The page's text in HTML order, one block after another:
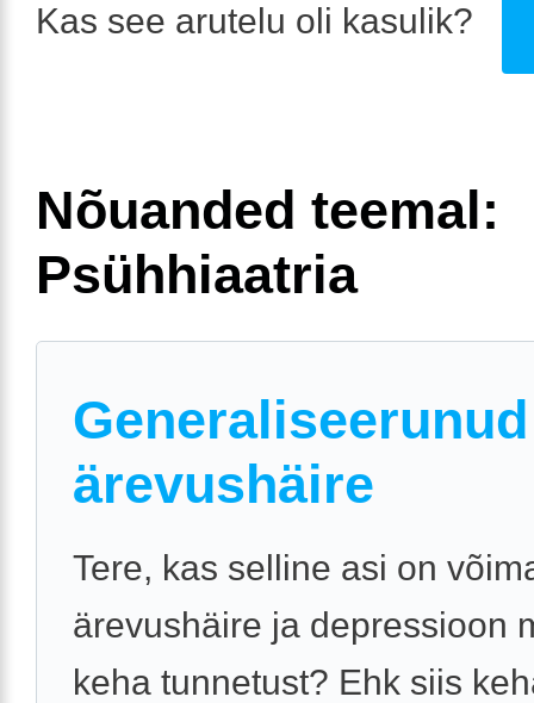
Kas see arutelu oli kasulik?
Nõuanded teemal:
Psühhiaatria
Generaliseerunud
ärevushäire
Tere, kas selline asi on
ärevushäire ja depressioon
keha tunnetust? Ehk siis